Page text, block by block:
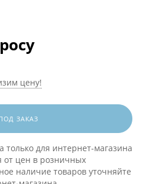
цену!
ЗАКАЗ
только для интернет-магазина
от цен в розничных
наличие товаров уточняйте